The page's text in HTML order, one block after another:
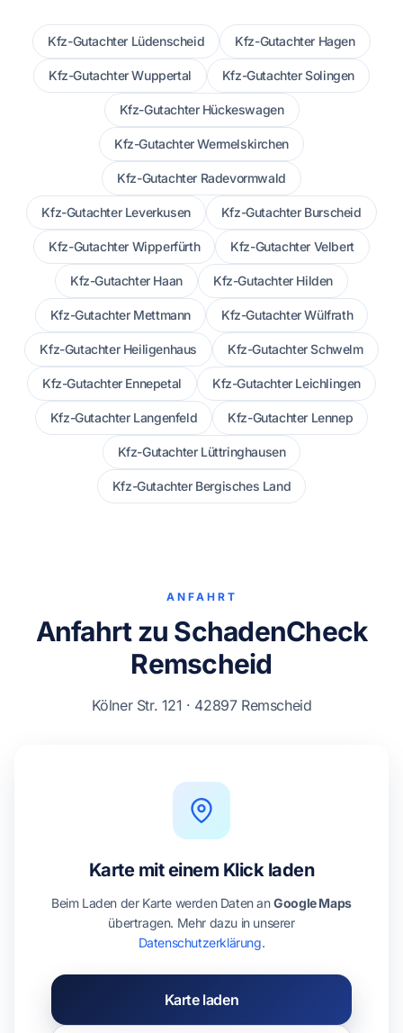
Kfz-Gutachter Lüdenscheid Kfz-Gutachter Hagen
Kfz-Gutachter Wuppertal Kfz-Gutachter Solingen
Kfz-Gutachter Hückeswagen
Kfz-Gutachter Wermelskirchen
Kfz-Gutachter Radevormwald
Kfz-Gutachter Leverkusen Kfz-Gutachter Burscheid
Kfz-Gutachter Wipperfürth Kfz-Gutachter Velbert
Kfz-Gutachter Haan Kfz-Gutachter Hilden
Kfz-Gutachter Mettmann Kfz-Gutachter Wülfrath
Kfz-Gutachter Heiligenhaus Kfz-Gutachter Schwelm
Kfz-Gutachter Ennepetal Kfz-Gutachter Leichlingen
Kfz-Gutachter Langenfeld Kfz-Gutachter Lennep
Kfz-Gutachter Lüttringhausen
Kfz-Gutachter Bergisches Land
ANFAHRT
Anfahrt zu SchadenCheck
Remscheid
Kölner Str. 121 · 42897 Remscheid
Karte mit einem Klick laden
Beim Laden der Karte werden Daten anGoogle Maps
übertragen. Mehr dazu in unserer
Datenschutzerklärung.
Karte laden